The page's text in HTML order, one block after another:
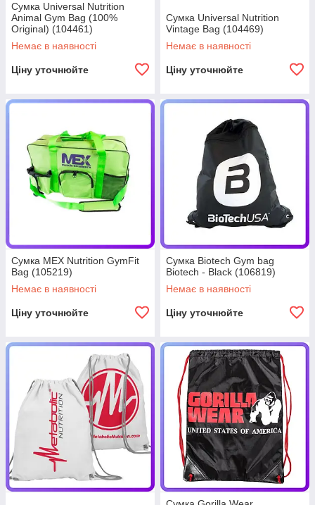
Сумка Universal Nutrition
Animal Gym Bag (100%
Original) (104461)
Немає в наявності
Ціну уточнюйте
Сумка Universal Nutrition
Vintage Bag (104469)
Немає в наявності
Ціну уточнюйте
Сумка MEX Nutrition GymFit
Bag (105219)
Немає в наявності
Ціну уточнюйте
Сумка Biotech Gym bag
Biotech - Black (106819)
Немає в наявності
Ціну уточнюйте